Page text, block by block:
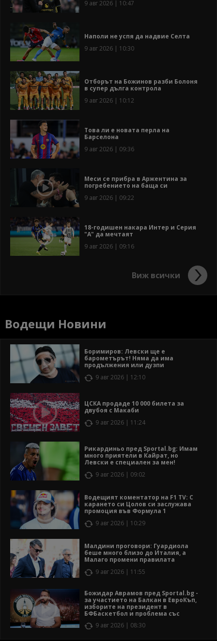
9 авг 2026 | 10:47
Наполи не успя да надвие Селта
9 авг 2026 | 10:30
Отборът на Божинов разби Болоня
в супер дълга контрола
9 авг 2026 | 10:12
Това ли е новата перла на
Барселона
9 авг 2026 | 09:36
Меси се прибра в Аржентина за
погребението на баща си
9 авг 2026 | 09:22
18-годишен накара Интер и Серия
"А" да мечтаят
9 авг 2026 | 09:16
Виж всички
Водещи Новини
Боримиров: Левски ще е
барометърът! Няма да има
продължения или дузпи
9 авг 2026 | 12:10
ЦСКА продаде 10 000 билета за
двубоя с Макаби
9 авг 2026 | 11:24
Рикардиньо пред Sportal.bg: Имам
много приятели в Кайрат, но
Левски е специален за мен!
9 авг 2026 | 09:02
Водещият коментатор на F1 TV: С
карането си Цолов си заслужава
промоция във Формула 1
9 авг 2026 | 10:29
Малдини проговори: Гуардиола
беше много близо до Италия, а
Малаго промени правилата
9 авг 2026 | 11:55
Божидар Аврамов пред Sportal.bg -
за участието на Балкан в ЕвроКъп,
изборите на президент в
БФБаскетбол и проблема със
9 авг 2026 | 08:30